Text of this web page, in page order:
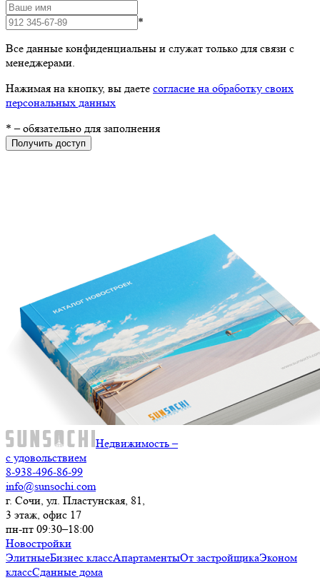
*
Все данные конфиденциальны и служат только для связи с
менеджерами.
Нажимая на кнопку, вы даете согласие на обработку своих
персональных данных
* – обязательно для заполнения
Получить доступ
Недвижимость –
с удовольствием
8-938-496-86-99
info@sunsochi.com
г. Сочи, ул. Пластунская, 81,
3 этаж, офис 17
пн-пт 09:30–18:00
Новостройки
ЭлитныеБизнес классАпартаментыОт застройщикаЭконом
классСданные дома